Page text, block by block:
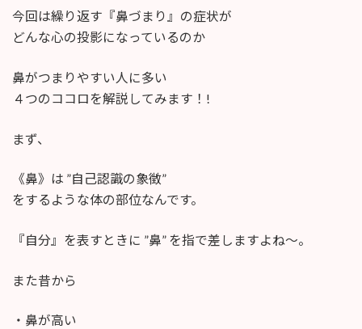
今回は繰り返す『鼻づまり』の症状が
どんな心の投影になっているのか
鼻がつまりやすい人に多い
４つのココロを解説してみます！!
まず、
《鼻》は ”自己認識の象徴”
をするような体の部位なんです。
『自分』を表すときに ”鼻” を指で差しますよね〜。
また昔から
・鼻が高い